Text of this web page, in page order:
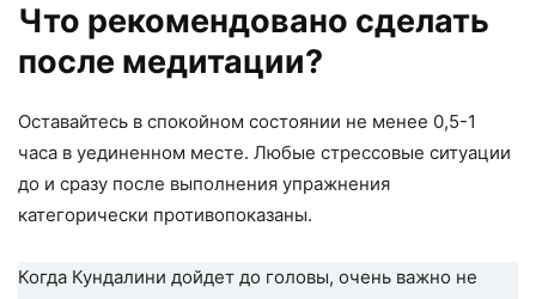
Что рекомендовано сделать
после медитации?
Оставайтесь в спокойном состоянии не менее 0,5-1
часа в уединенном месте. Любые стрессовые ситуации
до и сразу после выполнения упражнения
категорически противопоказаны.
Когда Кундалини дойдет до головы, очень важно не